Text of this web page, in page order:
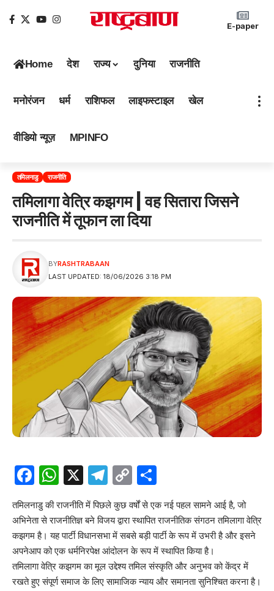
E-paper
Home देश राज्य दुनिया राजनीति
मनोरंजन धर्म राशिफल लाइफस्टाइल खेल
वीडियो न्यूज़ MPINFO
तमिलनाडु राजनीति
तमिलागा वेत्रि कझगम | वह सितारा जिसने
राजनीति में तूफान ला दिया
LAST UPDATED: 18/06/2026 3:18 PM
BYRASHTRABAAN
Facebook
WhatsApp
X Telegram
Copy
Link
तमिलनाडु की राजनीति में पिछले कुछ वर्षों से एक नई पहल सामने आई है, जो
अभिनेता से राजनीतिज्ञ बने विजय द्वारा स्थापित राजनीतिक संगठन तमिलागा वेत्रि
कझगम है। यह पार्टी विधानसभा में सबसे बड़ी पार्टी के रूप में उभरी है और इसने
अपनेआप को एक धर्मनिरपेक्ष आंदोलन के रूप में स्थापित किया है।
तमिलागा वेत्रि कझगम का मूल उद्देश्य तमिल संस्कृति और अनुभव को केंद्र में
रखते हुए संपूर्ण समाज के लिए सामाजिक न्याय और समानता सुनिश्चित करना है।